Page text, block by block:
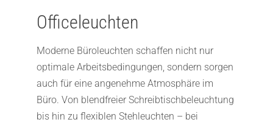
Officeleuchten
Moderne Büroleuchten schaffen nicht nur
optimale Arbeitsbedingungen, sondern sorgen
auch für eine angenehme Atmosphäre im
Büro. Von blendfreier Schreibtischbeleuchtung
bis hin zu flexiblen Stehleuchten – bei